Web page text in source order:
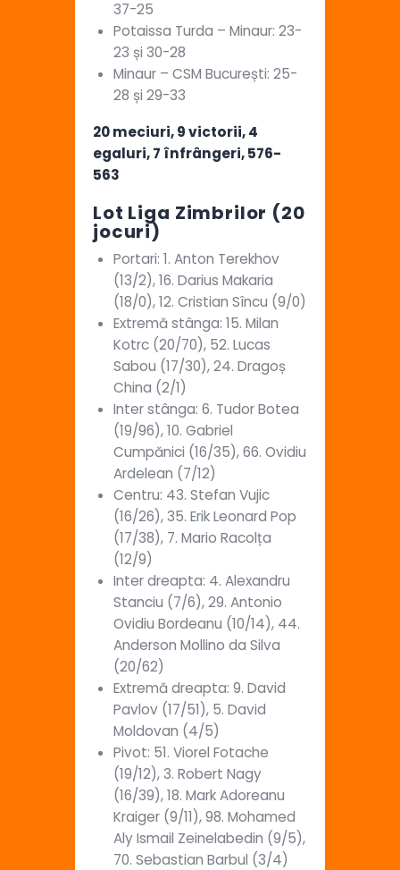
37-25
Potaissa Turda – Minaur: 23-
23 și 30-28
Minaur – CSM București: 25-
28 și 29-33
20 meciuri, 9 victorii, 4
egaluri, 7 înfrângeri, 576-
563
Lot Liga Zimbrilor (20
jocuri)
Portari: 1. Anton Terekhov
(13/2), 16. Darius Makaria
(18/0), 12. Cristian Sîncu (9/0)
Extremă stânga: 15. Milan
Kotrc (20/70), 52. Lucas
Sabou (17/30), 24. Dragoș
China (2/1)
Inter stânga: 6. Tudor Botea
(19/96), 10. Gabriel
Cumpănici (16/35), 66. Ovidiu
Ardelean (7/12)
Centru: 43. Stefan Vujic
(16/26), 35. Erik Leonard Pop
(17/38), 7. Mario Racolța
(12/9)
Inter dreapta: 4. Alexandru
Stanciu (7/6), 29. Antonio
Ovidiu Bordeanu (10/14), 44.
Anderson Mollino da Silva
(20/62)
Extremă dreapta: 9. David
Pavlov (17/51), 5. David
Moldovan (4/5)
Pivot: 51. Viorel Fotache
(19/12), 3. Robert Nagy
(16/39), 18. Mark Adoreanu
Kraiger (9/11), 98. Mohamed
Aly Ismail Zeinelabedin (9/5),
70. Sebastian Barbul (3/4)